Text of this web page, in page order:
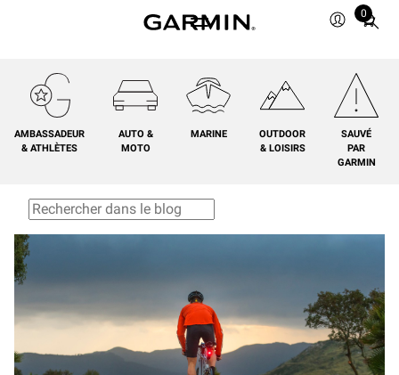
0
Total
cart:
0
AMBASSADEUR
& ATHLÈTES
AUTO &
MOTO
MARINE
OUTDOOR
& LOISIRS
SAUVÉ
PAR
GARMIN